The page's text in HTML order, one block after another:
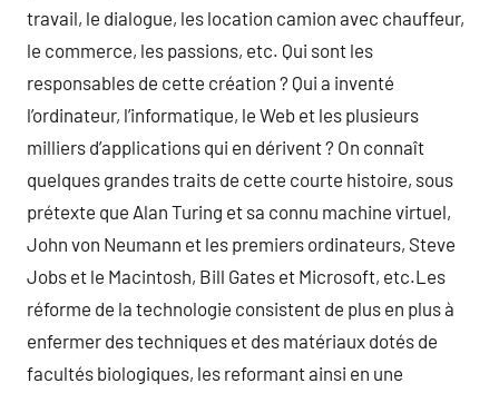
travail, le dialogue, les location camion avec chauffeur,
le commerce, les passions, etc. Qui sont les
responsables de cette création ? Qui a inventé
l’ordinateur, l’informatique, le Web et les plusieurs
milliers d’applications qui en dérivent ? On connaît
quelques grandes traits de cette courte histoire, sous
prétexte que Alan Turing et sa connu machine virtuel,
John von Neumann et les premiers ordinateurs, Steve
Jobs et le Macintosh, Bill Gates et Microsoft, etc.Les
réforme de la technologie consistent de plus en plus à
enfermer des techniques et des matériaux dotés de
facultés biologiques, les reformant ainsi en une